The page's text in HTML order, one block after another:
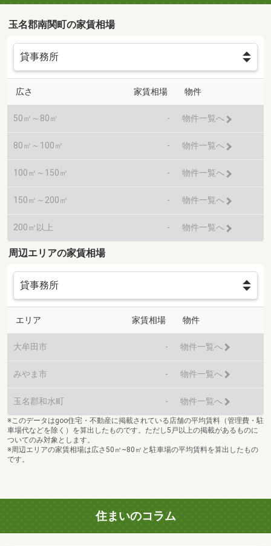
玉名郡南関町の家賃相場
広さ 家賃相場 物件
50㎡～80㎡ - 物件一覧へ
80㎡～100㎡ - 物件一覧へ
100㎡～150㎡ - 物件一覧へ
150㎡～200㎡ - 物件一覧へ
200㎡以上 - 物件一覧へ
周辺エリアの家賃相場
エリア 家賃相場 物件
大牟田市 - 物件一覧へ
みやま市 - 物件一覧へ
玉名郡和水町 - 物件一覧へ
※このデータはgoo住宅・不動産に掲載されている店舗の平均賃料（管理費・駐
車場代などを除く）を算出したものです。ただし5戸以上の掲載があるものに
ついてのみ対象とします。
※周辺エリアの家賃相場は広さ50㎡~80㎡と駐車場の平均賃料を算出したもの
です。
住まいのコラム